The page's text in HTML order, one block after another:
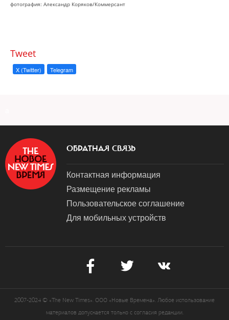
фотография: Александр Коряков/Коммерсант
Tweet
X (Twitter) Telegram
ОБРАТНАЯ СВЯЗЬ
Контактная информация
Размещение рекламы
Пользовательское соглашение
Для мобильных устройств
2007-2024 © «The New Times». ООО «Новые Времена». Любое использование
материалов допускается только с согласия редакции.